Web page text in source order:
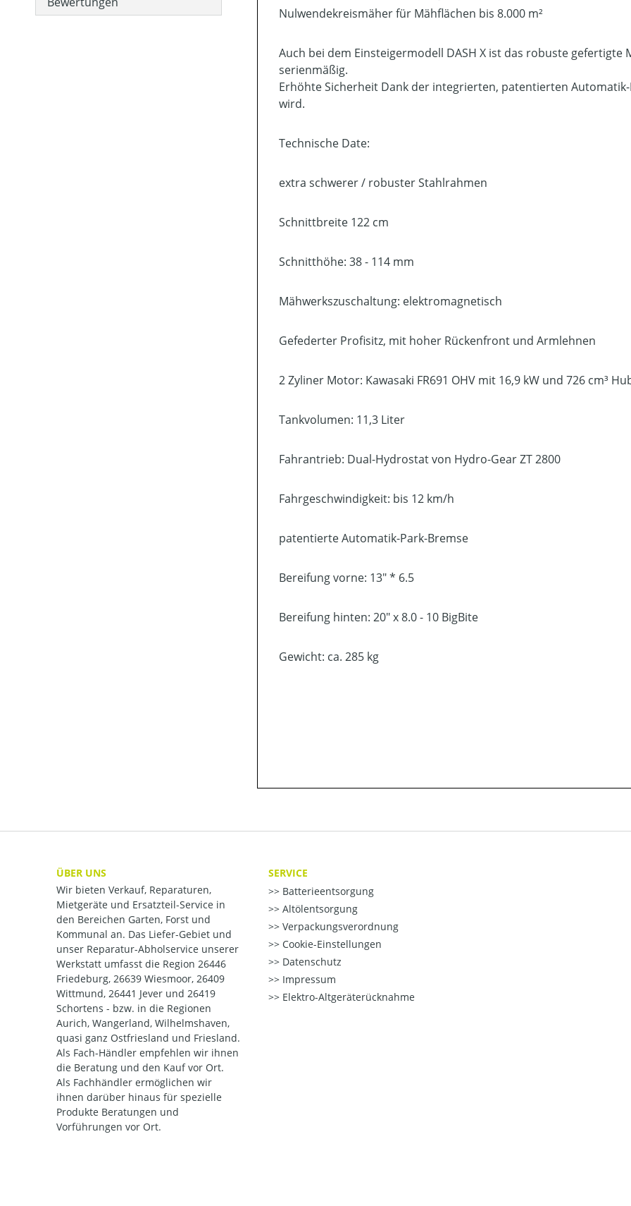
Nulwendekreismäher für Mähflächen bis 8.000 m²
Auch bei dem Einsteigermodell DASH X ist das robuste
serienmäßig.
Erhöhte Sicherheit Dank der integrierten, patentierten
wird.
Technische Date:
extra schwerer / robuster Stahlrahmen
Schnittbreite 122 cm
Schnitthöhe: 38 - 114 mm
Mähwerkszuschaltung: elektromagnetisch
Gefederter Profisitz, mit hoher Rückenfront und Armlehnen
2 Zyliner Motor: Kawasaki FR691 OHV mit 16,9 kW und 726 cm³
Tankvolumen: 11,3 Liter
Fahrantrieb: Dual-Hydrostat von Hydro-Gear ZT 2800
Fahrgeschwindigkeit: bis 12 km/h
patentierte Automatik-Park-Bremse
Bereifung vorne: 13" * 6.5
Bereifung hinten: 20" x 8.0 - 10 BigBite
Gewicht: ca. 285 kg
ÜBER UNS
Wir bieten Verkauf, Reparaturen,
Mietgeräte und Ersatzteil-Service in
den Bereichen Garten, Forst und
Kommunal an. Das Liefer-Gebiet und
unser Reparatur-Abholservice unserer
Werkstatt umfasst die Region 26446
Friedeburg, 26639 Wiesmoor, 26409
Wittmund, 26441 Jever und 26419
Schortens - bzw. in die Regionen
Aurich, Wangerland, Wilhelmshaven,
quasi ganz Ostfriesland und Friesland.
Als Fach-Händler empfehlen wir ihnen
die Beratung und den Kauf vor Ort.
Als Fachhändler ermöglichen wir
ihnen darüber hinaus für spezielle
Produkte Beratungen und
Vorführungen vor Ort.
SERVICE
Batterieentsorgung
Altölentsorgung
Verpackungsverordnung
Cookie-Einstellungen
Datenschutz
Impressum
Elektro-Altgeräterücknahme